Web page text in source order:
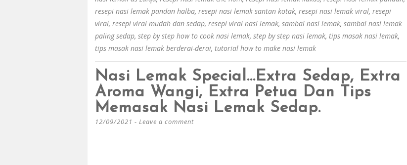
resepi nasi lemak pandan halba, resepi nasi lemak santan kotak, resepi nasi lemak viral, resepi
viral, resepi viral mudah dan sedap, resepi viral nasi lemak, sambal nasi lemak, sambal nasi lemak
paling sedap, step by step how to cook nasi lemak, step by step nasi lemak, tips masak nasi lemak,
tips masak nasi lemak berderai-derai, tutorial how to make nasi lemak
Nasi Lemak Special…Extra Sedap, Extra
Aroma Wangi, Extra Petua Dan Tips
Memasak Nasi Lemak Sedap.
12/09/2021 Leave a comment